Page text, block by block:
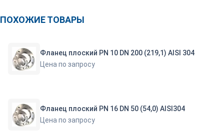
ПОХОЖИЕ ТОВАРЫ
Фланец плоский PN 10 DN 200 (219,1) AISI 304
Цена по запросу
Фланец плоский PN 16 DN 50 (54,0) AISI304
Цена по запросу